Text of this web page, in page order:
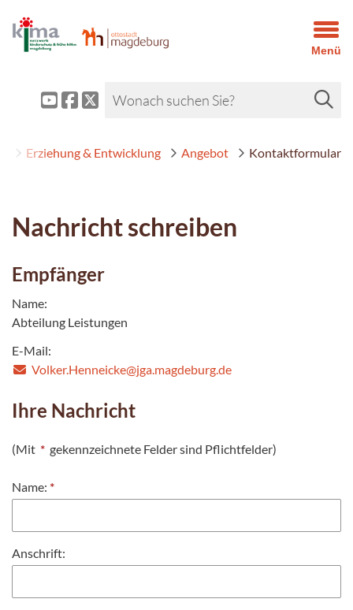
Menü
Erziehung & Entwicklung Angebot Kontaktformular
Nachricht schreiben
Empfänger
Name:
Abteilung Leistungen
E-Mail:
Volker.Henneicke@jga.magdeburg.de
Ihre Nachricht
(Mit * gekennzeichnete Felder sind Pflichtfelder)
Name: *
Anschrift: